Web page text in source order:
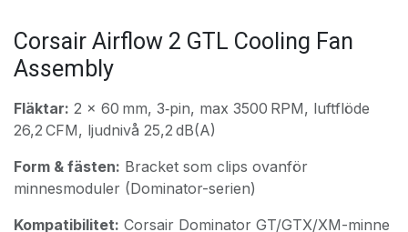
Corsair Airflow 2 GTL Cooling Fan
Assembly
Fläktar: 2 × 60 mm, 3‑pin, max 3500 RPM, luftflöde
26,2 CFM, ljudnivå 25,2 dB(A)
Form & fästen: Bracket som clips ovanför
minnesmoduler (Dominator-serien)
Kompatibilitet: Corsair Dominator GT/GTX/XM-minne